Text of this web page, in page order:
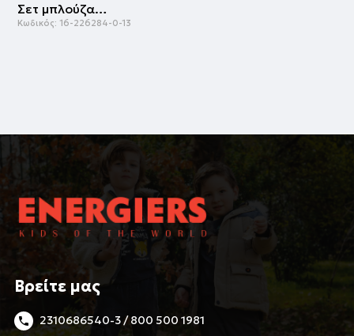
Σετ μπλούζα με σορτς | ΜΑΥΡΟ
Κωδικός: 16-226284-0-13
Βρείτε μας
2310686540-3 / 800 500 1981